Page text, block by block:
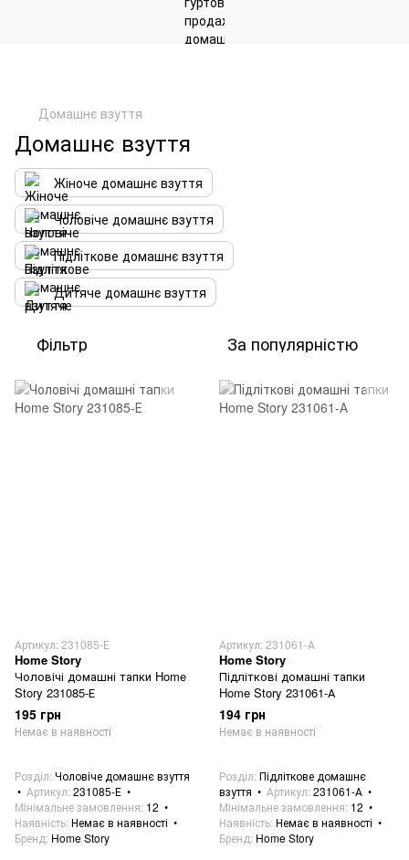
Домашнє взуття
Домашнє взуття
Жіноче домашнє взуття
Чоловіче домашнє взуття
Підліткове домашнє взуття
Дитяче домашнє взуття
Фільтр За популярністю
Артикул: 231085-Е
Home Story
Чоловічі домашні тапки Home
Story 231085-Е
195 грн
Немає в наявності
Розділ Чоловіче домашнє взуття
Артикул 231085-Е
Мінімальне замовлення 12
Наявність Немає в наявності
Бренд Home Story
Артикул: 231061-А
Home Story
Підліткові домашні тапки
Home Story 231061-А
194 грн
Немає в наявності
Розділ Підліткове домашнє
взуття
Артикул 231061-А
Мінімальне замовлення 12
Наявність Немає в наявності
Бренд Home Story